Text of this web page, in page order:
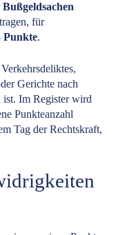
Bußgeldsachen
für
Punkte.
Gerichte nach
ist. Im Register wird
Punkteanzahl
Tag der Rechtskraft,